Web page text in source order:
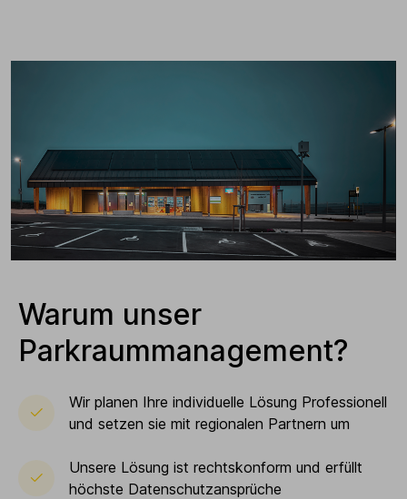
Warum unser
Parkraummanagement?
Wir planen Ihre individuelle Lösung Professionell
und setzen sie mit regionalen Partnern um
Unsere Lösung ist rechtskonform und erfüllt
höchste Datenschutzansprüche